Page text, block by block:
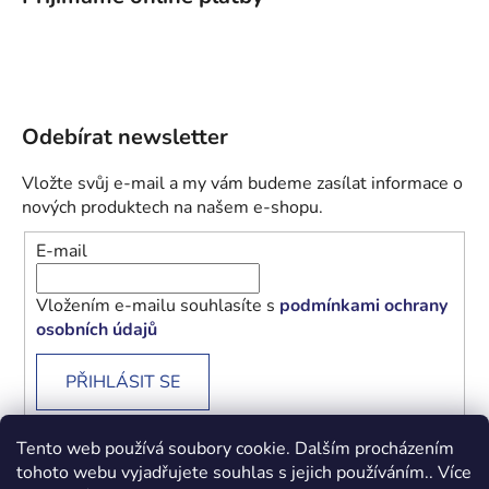
Tento web používá soubory cookie. Dalším procházením
tohoto webu vyjadřujete souhlas s jejich používáním.. Více
Odebírat newsletter
Vložte svůj e-mail a my vám budeme zasílat informace o
nových produktech na našem e-shopu.
E-mail
Vložením e-mailu souhlasíte s podmínkami ochrany
osobních údajů
PŘIHLÁSIT SE